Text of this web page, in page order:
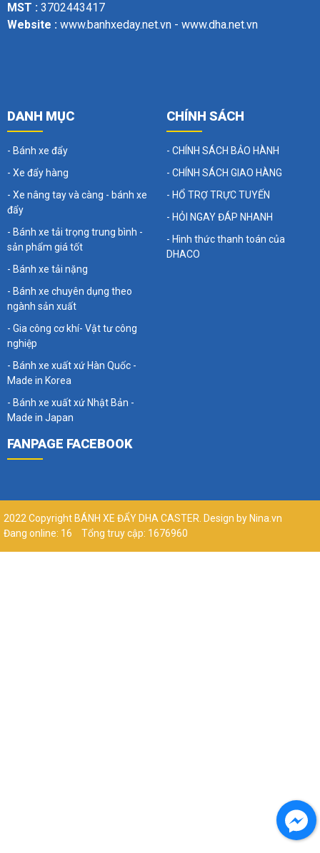
MST : 3702443417
Website : www.banhxeday.net.vn - www.dha.net.vn
DANH MỤC
- Bánh xe đẩy
- Xe đẩy hàng
- Xe nâng tay và càng - bánh xe
đẩy
- Bánh xe tải trọng trung bình -
sản phẩm giá tốt
- Bánh xe tải nặng
- Bánh xe chuyên dụng theo
ngành sản xuất
- Gia công cơ khí- Vật tư công
nghiệp
- Bánh xe xuất xứ Hàn Quốc -
Made in Korea
- Bánh xe xuất xứ Nhật Bản -
Made in Japan
CHÍNH SÁCH
- CHÍNH SÁCH BẢO HÀNH
- CHÍNH SÁCH GIAO HÀNG
- HỔ TRỢ TRỰC TUYẾN
- HỎI NGAY ĐÁP NHANH
- Hình thức thanh toán của
DHACO
FANPAGE FACEBOOK
2022 Copyright BÁNH XE ĐẨY DHA CASTER. Design by Nina.vn
Đang online: 16
Tổng truy cập: 1676960